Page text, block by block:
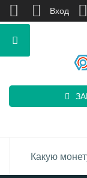
Вход